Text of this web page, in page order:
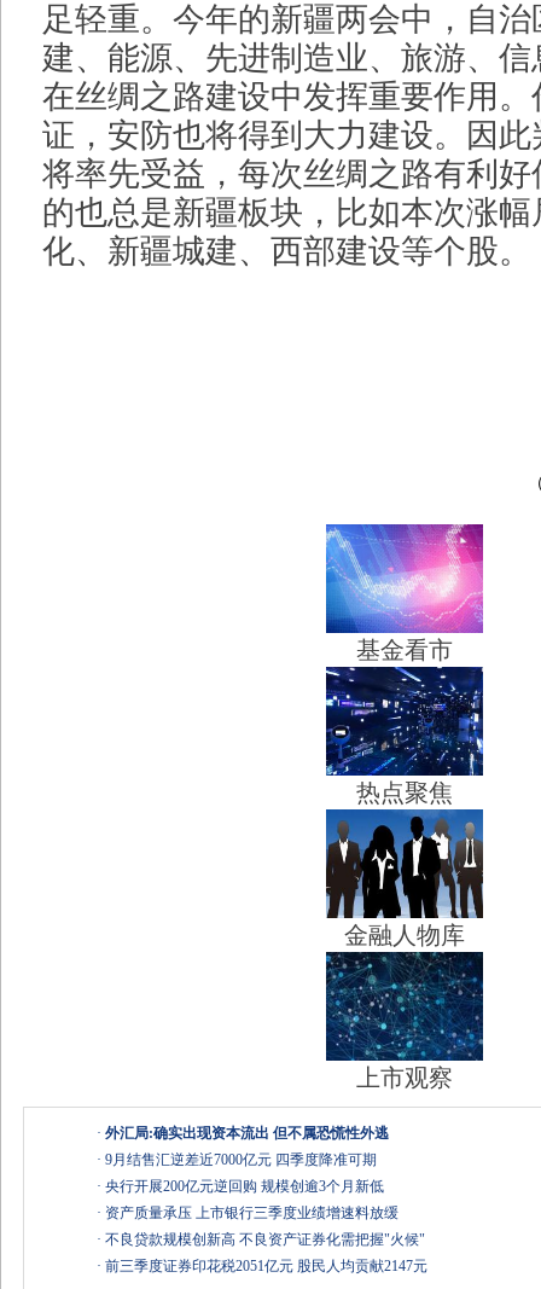
足轻重。今年的新疆两会中，自
建、能源、先进制造业、旅游、
在丝绸之路建设中发挥重要作用
证，安防也将得到大力建设。因
将率先受益，每次丝绸之路有利
的也总是新疆板块，比如本次涨
化、新疆城建、西部建设等个股。
基金看市
热点聚焦
金融人物库
上市观察
· 外汇局:确实出现资本流出 但不属恐慌性外逃
· 9月结售汇逆差近7000亿元 四季度降准可期
· 央行开展200亿元逆回购 规模创逾3个月新低
· 资产质量承压 上市银行三季度业绩增速料放缓
· 不良贷款规模创新高 不良资产证券化需把握"火候"
· 前三季度证券印花税2051亿元 股民人均贡献2147元